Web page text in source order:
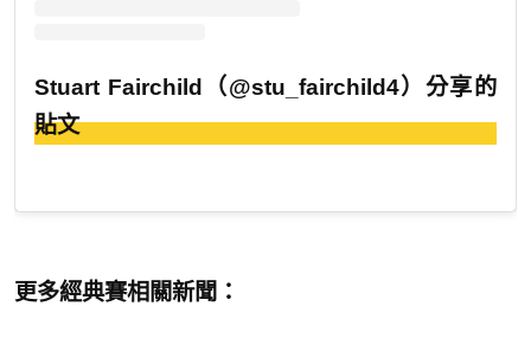
Stuart Fairchild（@stu_fairchild4）分享的
貼文
更多經典賽相關新聞：